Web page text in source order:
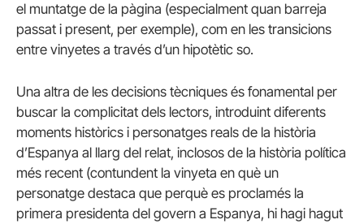
el muntatge de la pàgina (especialment quan barreja
passat i present, per exemple), com en les transicions
entre vinyetes a través d’un hipotètic so.
Una altra de les decisions tècniques és fonamental per
buscar la complicitat dels lectors, introduint diferents
moments històrics i personatges reals de la història
d’Espanya al llarg del relat, inclosos de la història política
més recent (contundent la vinyeta en què un
personatge destaca que perquè es proclamés la
primera presidenta del govern a Espanya, hi hagi hagut